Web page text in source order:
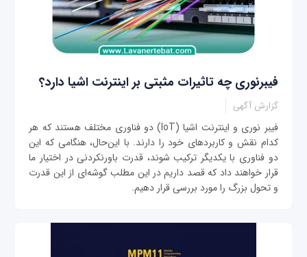
فیبرنوری چه تاثیرات مثبتی بر اینترنت اشیا دارد؟
گزارش آگهی
فیبر نوری و اینترنت اشیا (IoT) دو فناوری مختلف هستند که هر
کدام نقش و کاربردهای خود را دارند. با این‌حال، هنگامی که این
دو فناوری با یکدیگر ترکیب شوند، قدرت باورنکردنی در اختیار ما
قرار خواهند داد که قصد داریم در این مطلب گوشه‌ای از این قدرت
و تحول بزرگ را مورد بررسی قرار دهیم.